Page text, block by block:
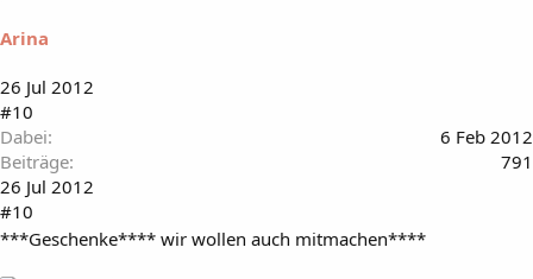
Arina
26 Jul 2012
#10
Dabei
6 Feb 2012
Beiträge
791
26 Jul 2012
#10
***Geschenke**** wir wollen auch mitmachen****